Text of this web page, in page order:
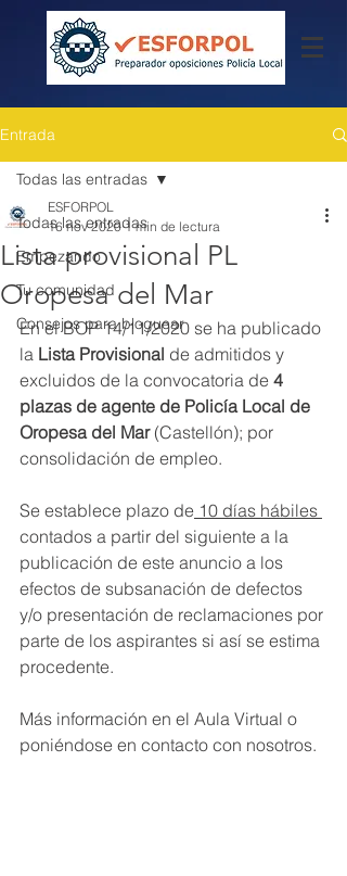
Entrada
Todas las entradas
Empezando
Tu comunidad
Consejos para bloguear
Todas las entradas
Lista provisional PL
Oropesa del Mar
ESFORPOL
16 nov 2020 1 min de lectura
En el BOP 14/11/2020 se ha publicado
la Lista Provisional de admitidos y
excluidos de la convocatoria de 4
plazas de agente de Policía Local de
Oropesa del Mar (Castellón); por
consolidación de empleo.
Se establece plazo de 10 días hábiles
contados a partir del siguiente a la
publicación de este anuncio a los
efectos de subsanación de defectos
y/o presentación de reclamaciones por
parte de los aspirantes si así se estima
procedente.
Más información en el Aula Virtual o
poniéndose en contacto con nosotros.